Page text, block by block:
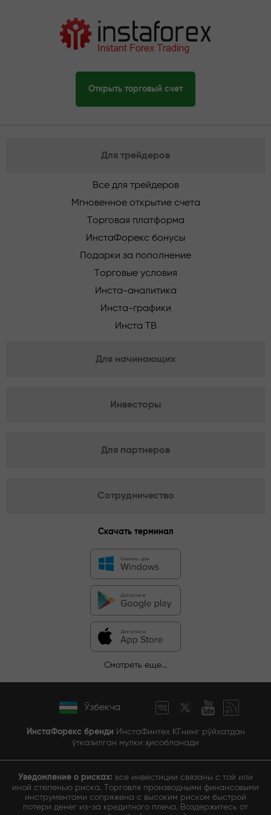
Открыть торговый счет
Для трейдеров
Все для трейдеров
Мгновенное открытие счета
Торговая платформа
ИнстаФорекс бонусы
Подарки за пополнение
Торговые условия
Инста-аналитика
Инста-графики
Инста ТВ
Для начинающих
Инвесторы
Для партнеров
Сотрудничество
Скачать терминал
Смотреть еще...
Ўзбекча
ИнстаФорекс бренди ИнстаФинтех КГнинг рўйхатдан
ўтказилган мулки ҳисобланади
Уведомление о рисках: все инвестиции связаны с той или
иной степенью риска. Торговля производными финансовыми
инструментами сопряжена с высоким риском быстрой
потери денег из-за кредитного плеча. Воздержитесь от